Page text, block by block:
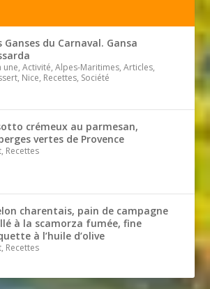
Ganses du Carnaval. Gansa
une, Activité, Alpes-Maritimes, Articles,
Nice, Recettes, Société
crémeux au parmesan,
vertes de Provence
Recettes
charentais, pain de campagne
à la scamorza fumée, fine
à l’huile d’olive
Recettes